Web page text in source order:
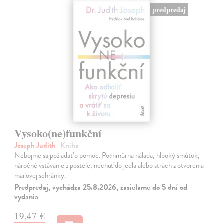
predpredaj
Vysoko(ne)funkční
Joseph Judith | Kniha
Nebojme sa požiadať o pomoc. Pochmúrna nálada, hlboký smútok,
náročné vstávanie z postele, nechuť do jedla alebo strach z otvorenia
mailovej schránky.
Predpredaj, vychádza 25.8.2026, zasielame do 5 dní od
vydania
19,47 €